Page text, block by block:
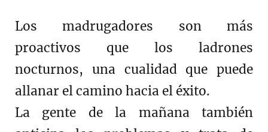
Los madrugadores son más
proactivos que los ladrones
nocturnos, una cualidad que puede
allanar el camino hacia el éxito.
La gente de la mañana también